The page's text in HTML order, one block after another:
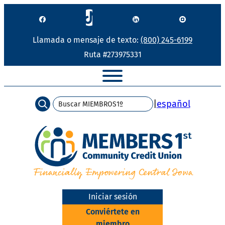
contenidoLlamada o mensaje de texto: (800) 245-6199
Ruta #273975331
Búsqueda | español
Iniciar sesión
Conviértete en